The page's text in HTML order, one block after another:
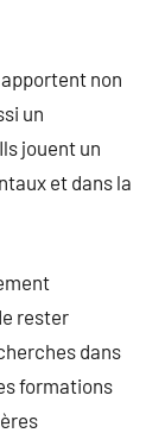
non
un
jouent un
et dans la
rester
dans
formations